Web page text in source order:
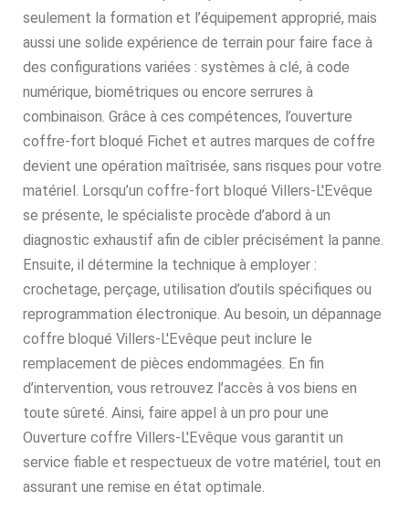
seulement la formation et l’équipement approprié, mais
aussi une solide expérience de terrain pour faire face à
des configurations variées : systèmes à clé, à code
numérique, biométriques ou encore serrures à
combinaison. Grâce à ces compétences, l’ouverture
coffre-fort bloqué Fichet et autres marques de coffre
devient une opération maîtrisée, sans risques pour votre
matériel. Lorsqu’un coffre-fort bloqué Villers-L'Evêque
se présente, le spécialiste procède d’abord à un
diagnostic exhaustif afin de cibler précisément la panne.
Ensuite, il détermine la technique à employer :
crochetage, perçage, utilisation d’outils spécifiques ou
reprogrammation électronique. Au besoin, un dépannage
coffre bloqué Villers-L'Evêque peut inclure le
remplacement de pièces endommagées. En fin
d’intervention, vous retrouvez l’accès à vos biens en
toute sûreté. Ainsi, faire appel à un pro pour une
Ouverture coffre Villers-L'Evêque vous garantit un
service fiable et respectueux de votre matériel, tout en
assurant une remise en état optimale.